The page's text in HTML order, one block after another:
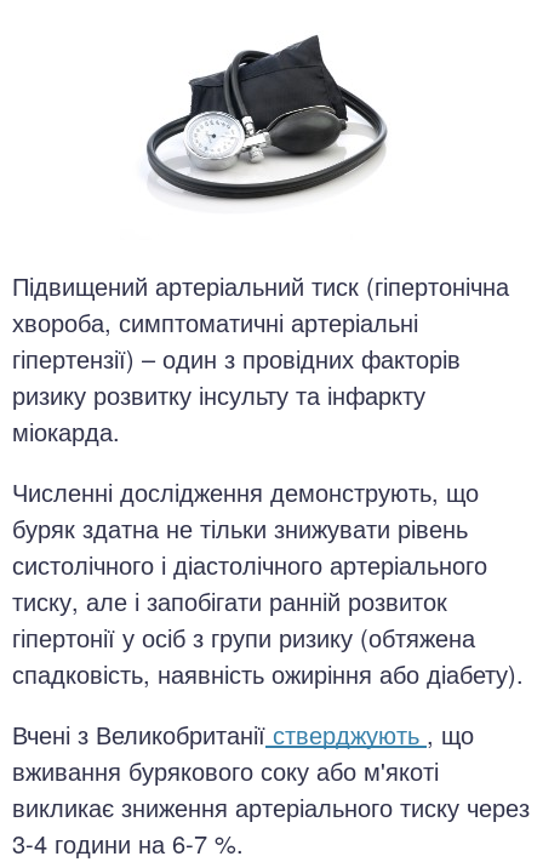
Підвищений артеріальний тиск (гіпертонічна
хвороба, симптоматичні артеріальні
гіпертензії) – один з провідних факторів
ризику розвитку інсульту та інфаркту
міокарда.
Численні дослідження демонструють, що
буряк здатна не тільки знижувати рівень
систолічного і діастолічного артеріального
тиску, але і запобігати ранній розвиток
гіпертонії у осіб з групи ризику (обтяжена
спадковість, наявність ожиріння або діабету).
Вчені з Великобританії стверджують , що
вживання бурякового соку або м'якоті
викликає зниження артеріального тиску через
3-4 години на 6-7 %.